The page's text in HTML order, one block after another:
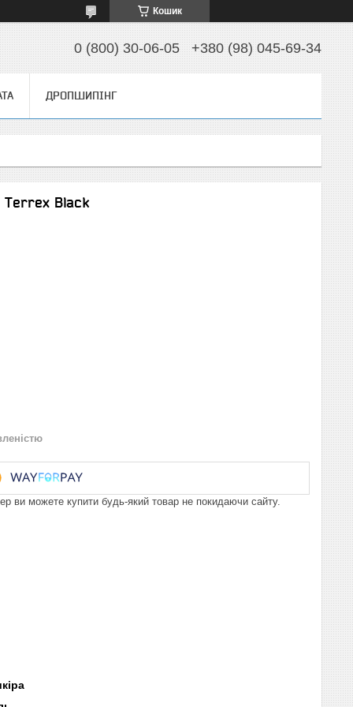
Кошик
0 (800) 30-06-05 +380 (98) 045-69-34
ДРОПШИПІНГ
Terrex Black
ви можете купити будь-який товар не покидаючи сайту.